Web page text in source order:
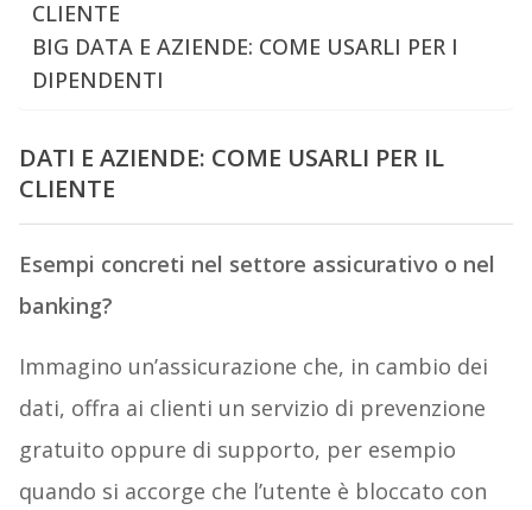
CLIENTE
BIG DATA E AZIENDE: COME USARLI PER I
DIPENDENTI
DATI E AZIENDE: COME USARLI PER IL
CLIENTE
Esempi concreti nel settore assicurativo o nel
banking?
Immagino un’assicurazione che, in cambio dei
dati, offra ai clienti un servizio di prevenzione
gratuito oppure di supporto, per esempio
quando si accorge che l’utente è bloccato con